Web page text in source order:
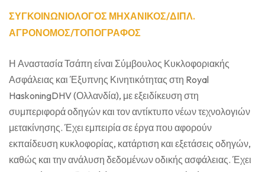
ΣΥΓΚΟΙΝΩΝΙΟΛΟΓΟΣ ΜΗΧΑΝΙΚΟΣ/ΔΙΠΛ.
ΑΓΡΟΝΟΜΟΣ/ΤΟΠΟΓΡΑΦΟΣ
Η Αναστασία Τσάπη είναι Σύμβουλος Κυκλοφοριακής
Ασφάλειας και Έξυπνης Κινητικότητας στη Royal
HaskoningDHV (Ολλανδία), με εξειδίκευση στη
συμπεριφορά οδηγών και τον αντίκτυπο νέων τεχνολογιών
μετακίνησης. Έχει εμπειρία σε έργα που αφορούν
εκπαίδευση κυκλοφορίας, κατάρτιση και εξετάσεις οδηγών,
καθώς και την ανάλυση δεδομένων οδικής ασφάλειας. Έχει